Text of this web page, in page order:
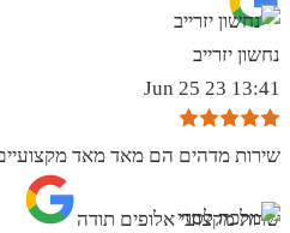
נחשון יזרייב
13:41 23 Jun 25
שירות מדהים הם מאד מאד מקצועיים
שרות מקצועי אלופים תודה